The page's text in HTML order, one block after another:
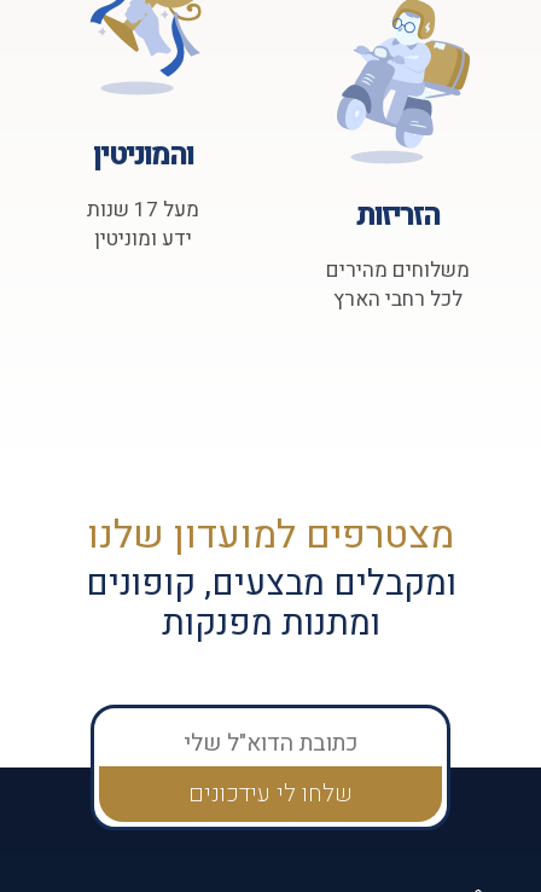
הזריזות
משלוחים מהירים
לכל רחבי הארץ
והמוניטין
מעל 17 שנות
ידע ומוניטין
מצטרפים למועדון שלנו
ומקבלים מבצעים, קופונים
ומתנות מפנקות